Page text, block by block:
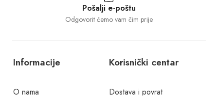
Pošalji e-poštu
Odgovorit ćemo vam čim prije
Informacije
O nama
Korisnički centar
Dostava i povrat